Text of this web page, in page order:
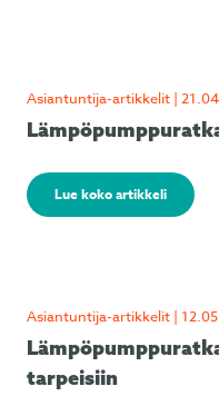
Asiantuntija-artikkelit |
Lue koko artikkeli
Asiantuntija-artikkelit |
tarpeisiin